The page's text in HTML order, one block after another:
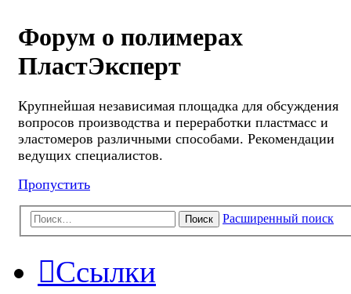
Форум о полимерах
ПластЭксперт
Крупнейшая независимая площадка для обсуждения
вопросов производства и переработки пластмасс и
эластомеров различными способами. Рекомендации
ведущих специалистов.
Пропустить
Поиск Расширенный поиск
Ссылки